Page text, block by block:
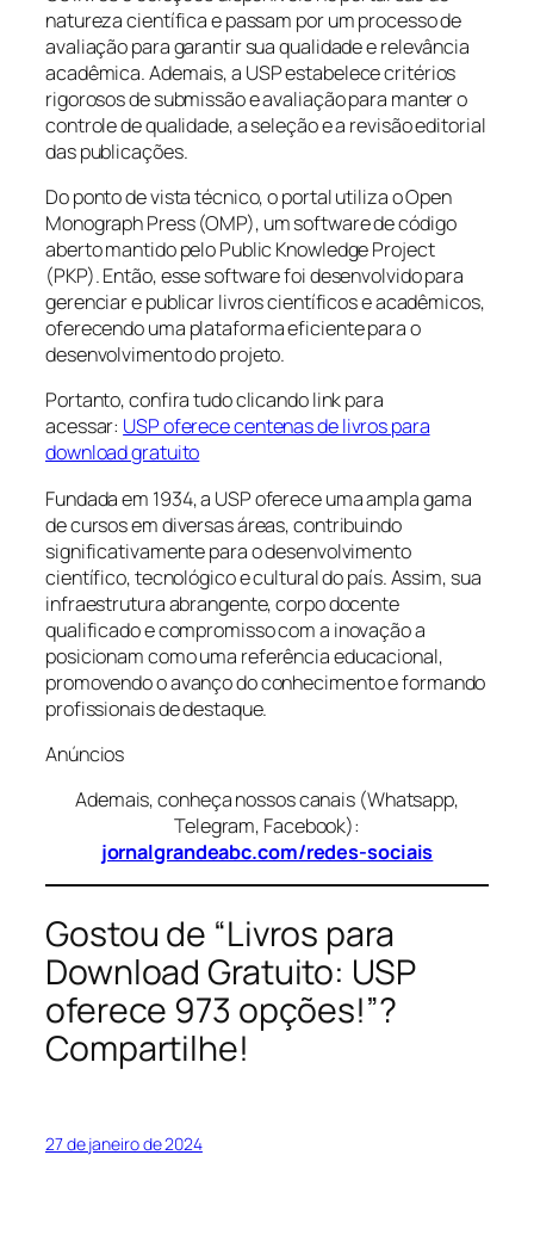
natureza científica e passam por um processo de
avaliação para garantir sua qualidade e relevância
acadêmica. Ademais, a USP estabelece critérios
rigorosos de submissão e avaliação para manter o
controle de qualidade, a seleção e a revisão editorial
das publicações.
Do ponto de vista técnico, o portal utiliza o Open
Monograph Press (OMP), um software de código
aberto mantido pelo Public Knowledge Project
(PKP). Então, esse software foi desenvolvido para
gerenciar e publicar livros científicos e acadêmicos,
oferecendo uma plataforma eficiente para o
desenvolvimento do projeto.
Portanto, confira tudo clicando link para
acessar: USP oferece centenas de livros para
download gratuito
Fundada em 1934, a USP oferece uma ampla gama
de cursos em diversas áreas, contribuindo
significativamente para o desenvolvimento
científico, tecnológico e cultural do país. Assim, sua
infraestrutura abrangente, corpo docente
qualificado e compromisso com a inovação a
posicionam como uma referência educacional,
promovendo o avanço do conhecimento e formando
profissionais de destaque.
Anúncios
Ademais, conheça nossos canais (Whatsapp,
Telegram, Facebook):
jornalgrandeabc.com/redes-sociais
Gostou de “Livros para
Download Gratuito: USP
oferece 973 opções!”?
Compartilhe!
27 de janeiro de 2024